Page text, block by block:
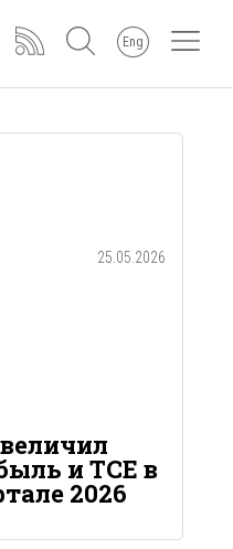
Eng
25.05.2026
и TCE в
2026